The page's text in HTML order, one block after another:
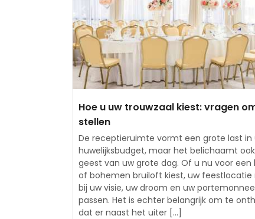
Hoe u uw trouwzaal kiest: vragen
stellen
De receptieruimte vormt een grote last in
huwelijksbudget, maar het belichaamt
geest van uw grote dag. Of u nu voor een
of bohemen bruiloft kiest, uw
bij uw visie, uw droom en uw portemonnee
passen. Het is echter belangrijk om te
dat er naast het uiter [...]